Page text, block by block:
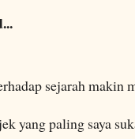
sejarah makin
yang paling saya